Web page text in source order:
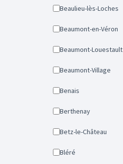
Beaulieu-lès-Loches
Beaumont-en-Véron
Beaumont-Louestault
Beaumont-Village
Benais
Berthenay
Betz-le-Château
Bléré